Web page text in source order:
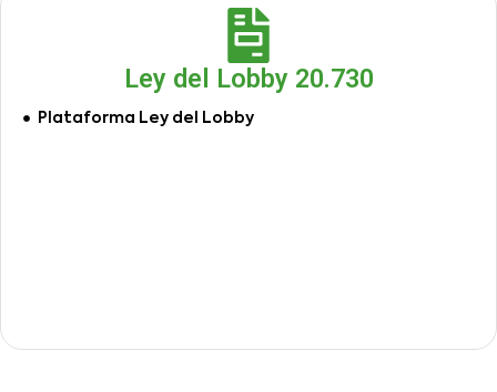
Ley del Lobby 20.730
Plataforma Ley del Lobby